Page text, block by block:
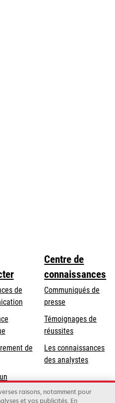
de
s’ouvre
un
onglet
de
Centre de
connaissances
Communiqués de
presse
Témoignages de
réussites
Les connaissances
des analystes
raisons, notamment pour
et vos publicités. En